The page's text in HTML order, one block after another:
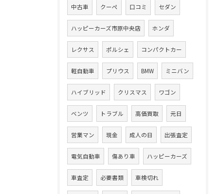
中古車 クーペ 口コミ セダン
ハッピーカーズ市原中央店 ホンダ
レクサス ポルシェ コンパクトカー
軽自動車 プリウス BMW ミニバン
ハイブリッド クリスマス ワゴン
ベンツ トラブル 高価買取 元日
営業マン 現金 成人の日 出張査定
電気自動車 傷あり車 ハッピーカーズ
車査定 必要書類 車検切れ